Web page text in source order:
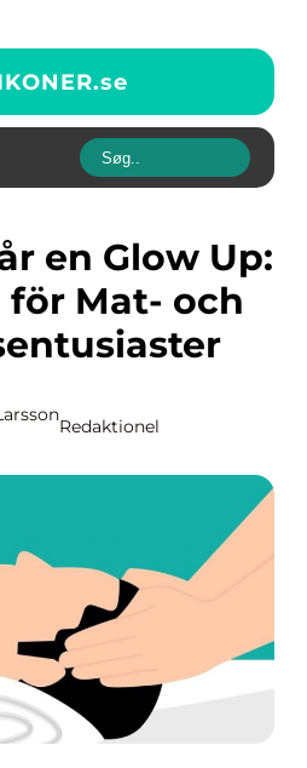
se
för Mat- och
Redaktionel